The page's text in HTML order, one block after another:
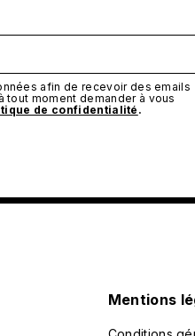
afin de recevoir des emails
tout moment demander à vous
de confidentialité .
Mentions